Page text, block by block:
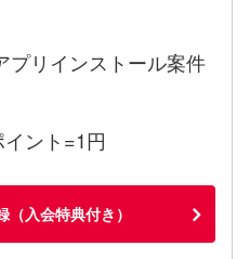
プリインストール案件
ント=1円
入会特典付き）